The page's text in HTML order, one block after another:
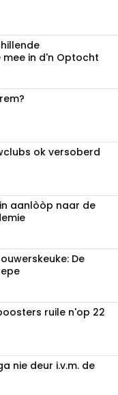
in d'n Optocht
ok versoberd
aanlòòp naar de
De
ruile n'op 22
nie deur i.v.m. de